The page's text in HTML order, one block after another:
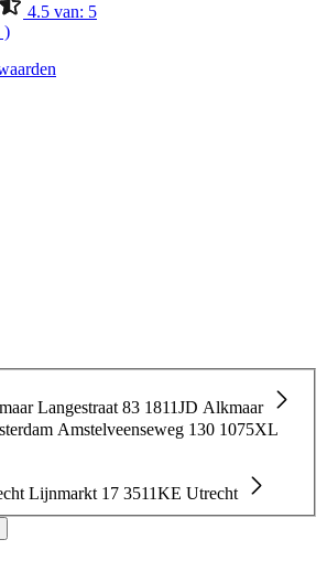
4.5 van: 5
)
Langestraat 83 1811JD Alkmaar
Amstelveenseweg 130 1075XL
Lijnmarkt 17 3511KE Utrecht